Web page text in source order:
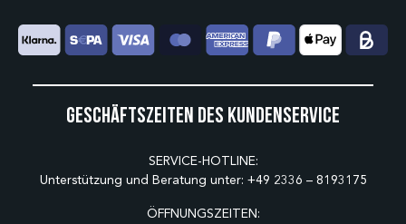
Geschäftszeiten des Kundenservice
SERVICE-HOTLINE:
Unterstützung und Beratung unter: +49 2336 – 8193175
ÖFFNUNGSZEITEN: